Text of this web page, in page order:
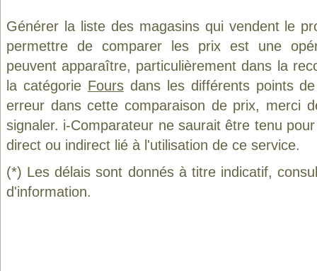
Générer la liste des magasins qui vendent le
permettre de comparer les prix est une
peuvent apparaître, particulièrement dans la
la catégorie Foursdans les différents points
erreur dans cette comparaison de prix, merci
signaler. i-Comparateur ne saurait être tenu
direct ou indirect lié à l'utilisation de ce service.
(*) Les délais sont donnés à titre indicatif,
d'information.